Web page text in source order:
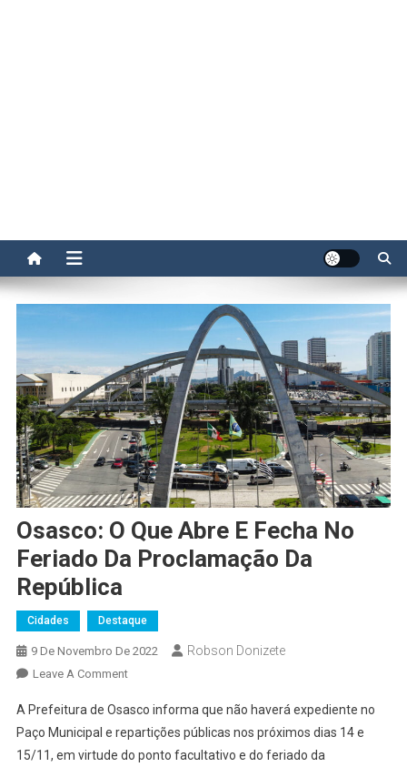
Osasco: O Que Abre E Fecha No
Feriado Da Proclamação Da
República
Cidades Destaque
9 De Novembro De 2022 Robson Donizete
Leave A CommentOn
O
Que
Abre
A Prefeitura de Osasco informa que não haverá expediente no
Paço Municipal e repartições públicas nos próximos dias 14 e
15/11, em virtude do ponto facultativo e do feriado da